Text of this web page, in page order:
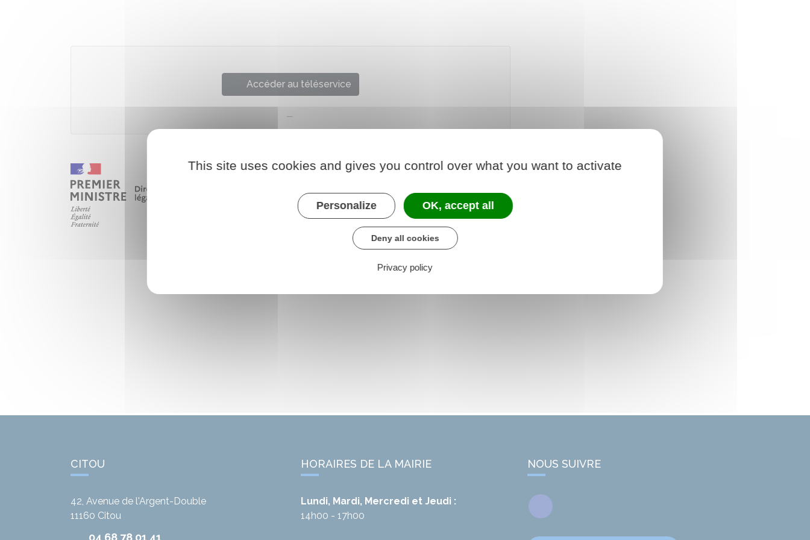
Accéder au téléservice
CITOU
42, Avenue de l'Argent-Double
11160 Citou
HORAIRES DE LA MAIRIE
Lundi, Mardi, Mercredi et Jeudi :
14h00 - 17h00
NOUS SUIVRE
Facebook
This site uses cookies and gives you control over what you want to activate
Personalize OK, accept all
Deny all cookies
Privacy policy